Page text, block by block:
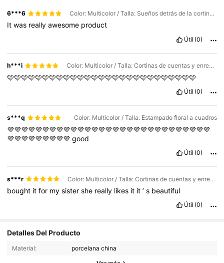
6***6 Color: Multicolor / Talla: Sueños detrás de la cortina roja
Itwas reallyawesome product
Útil (0)
h***i Color: Multicolor / Talla: Cortinas de cuentas y enredaderas rosas
🩷🩷🩷🩷🩷🩷🩷🩷🩷🩷🩷🩷🩷🩷🩷🩷🩷🩷🩷🩷🩷🩷🩷🩷🩷🩷🩷
Útil (0)
s***q Color: Multicolor / Talla: Estampado floral a cuadros
💜💜💜💜💜💜💜💜💜💜💜💜💜💜💜💜💜💜💜💜💜💜💜💜💜💜💜💜💜
💜💜💜💜💜💜💜💜💜good
Útil (0)
s***r Color: Multicolor / Talla: Cortinas de cuentas y enredaderas rosas
bought itfor mysistershe really likes it it’s beautiful
Útil (0)
Detalles Del Producto
Material: porcelana china
4,87 2.4K Seguidores
2.4K Seguidores